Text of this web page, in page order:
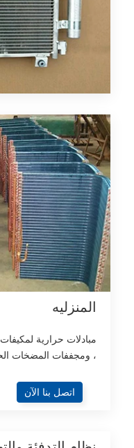
المنزليه
مبادلات حرارية
، ومجففات المضخات
اتصل بنا الآن